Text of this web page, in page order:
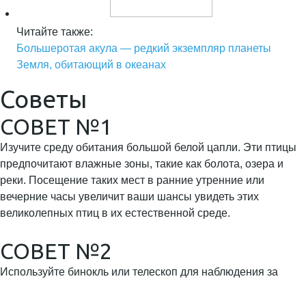
Читайте также:
Большеротая акула — редкий экземпляр планеты
Земля, обитающий в океанах
Советы
СОВЕТ №1
Изучите среду обитания большой белой цапли. Эти птицы
предпочитают влажные зоны, такие как болота, озера и
реки. Посещение таких мест в ранние утренние или
вечерние часы увеличит ваши шансы увидеть этих
великолепных птиц в их естественной среде.
СОВЕТ №2
Используйте бинокль или телескоп для наблюдения за